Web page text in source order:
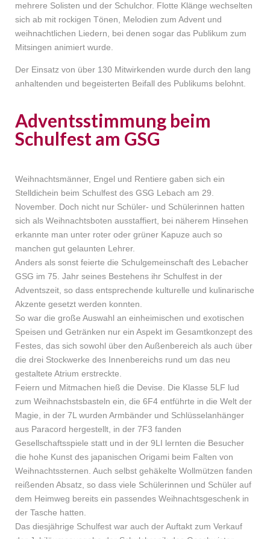
mehrere Solisten und der Schulchor. Flotte Klänge wechselten
sich ab mit rockigen Tönen, Melodien zum Advent und
weihnachtlichen Liedern, bei denen sogar das Publikum zum
Mitsingen animiert wurde.
Der Einsatz von über 130 Mitwirkenden wurde durch den lang
anhaltenden und begeisterten Beifall des Publikums belohnt.
Adventsstimmung beim
Schulfest am GSG
Weihnachtsmänner, Engel und Rentiere gaben sich ein
Stelldichein beim Schulfest des GSG Lebach am 29.
November. Doch nicht nur Schüler- und Schülerinnen hatten
sich als Weihnachtsboten ausstaffiert, bei näherem Hinsehen
erkannte man unter roter oder grüner Kapuze auch so
manchen gut gelaunten Lehrer.
Anders als sonst feierte die Schulgemeinschaft des Lebacher
GSG im 75. Jahr seines Bestehens ihr Schulfest in der
Adventszeit, so dass entsprechende kulturelle und kulinarische
Akzente gesetzt werden konnten.
So war die große Auswahl an einheimischen und exotischen
Speisen und Getränken nur ein Aspekt im Gesamtkonzept des
Festes, das sich sowohl über den Außenbereich als auch über
die drei Stockwerke des Innenbereichs rund um das neu
gestaltete Atrium erstreckte.
Feiern und Mitmachen hieß die Devise. Die Klasse 5LF lud
zum Weihnachstsbasteln ein, die 6F4 entführte in die Welt der
Magie, in der 7L wurden Armbänder und Schlüsselanhänger
aus Paracord hergestellt, in der 7F3 fanden
Gesellschaftsspiele statt und in der 9LI lernten die Besucher
die hohe Kunst des japanischen Origami beim Falten von
Weihnachtssternen. Auch selbst gehäkelte Wollmützen fanden
reißenden Absatz, so dass viele Schülerinnen und Schüler auf
dem Heimweg bereits ein passendes Weihnachtsgeschenk in
der Tasche hatten.
Das diesjährige Schulfest war auch der Auftakt zum Verkauf